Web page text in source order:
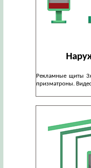
Рекламные щиты
призматроны.